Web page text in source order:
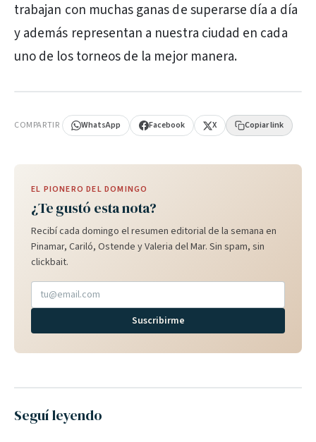
trabajan con muchas ganas de superarse día a día
y además representan a nuestra ciudad en cada
uno de los torneos de la mejor manera.
COMPARTIR WhatsApp Facebook X Copiar link
EL PIONERO DEL DOMINGO
¿Te gustó esta nota?
Recibí cada domingo el resumen editorial de la semana en
Pinamar, Cariló, Ostende y Valeria del Mar. Sin spam, sin
clickbait.
Suscribirme
Seguí leyendo